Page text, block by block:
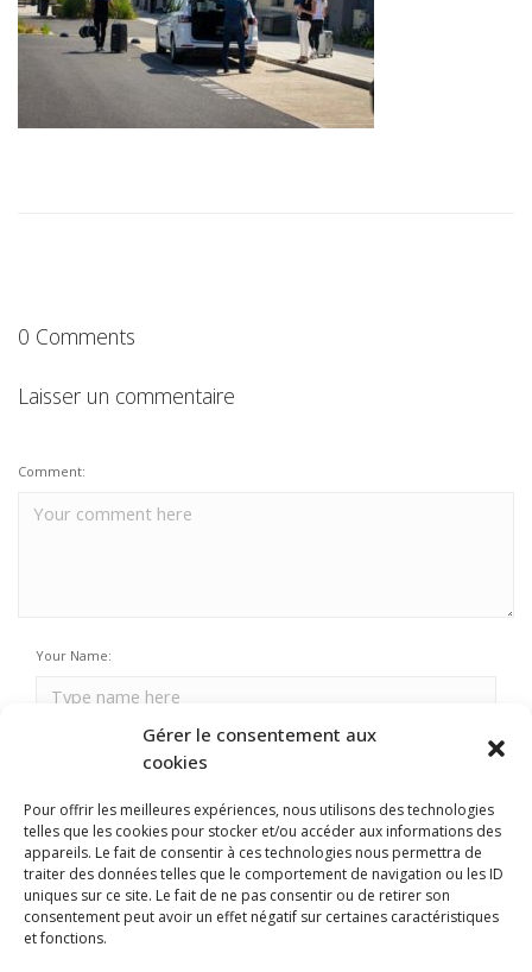
Gérer le consentement aux
cookies
Pour offrir les meilleures expériences, nous utilisons des technologies
telles que les cookies pour stocker et/ou accéder aux informations des
appareils. Le fait de consentir à ces technologies nous permettra de
traiter des données telles que le comportement de navigation ou les ID
uniques sur ce site. Le fait de ne pas consentir ou de retirer son
consentement peut avoir un effet négatif sur certaines caractéristiques
et fonctions.
0 Comments
Laisser un commentaire
Comment:
Your Name:
Your URL: